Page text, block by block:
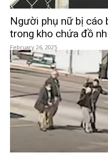
Người phụ nữ bị cáo
trong kho chứa đồ
February 26, 2025